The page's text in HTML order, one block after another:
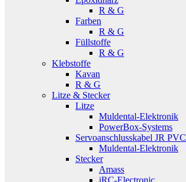
R & G
Farben
R & G
Füllstoffe
R & G
Klebstoffe
Kavan
R & G
Litze & Stecker
Litze
Muldental-Elektronik
PowerBox-Systems
Servoanschlusskabel JR PVC
Muldental-Elektronik
Stecker
Amass
iRC-Electronic